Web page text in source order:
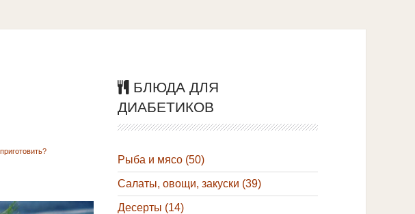
БЛЮДА ДЛЯ
ДИАБЕТИКОВ
Рыба и мясо (50)
Салаты, овощи, закуски (39)
Десерты (14)